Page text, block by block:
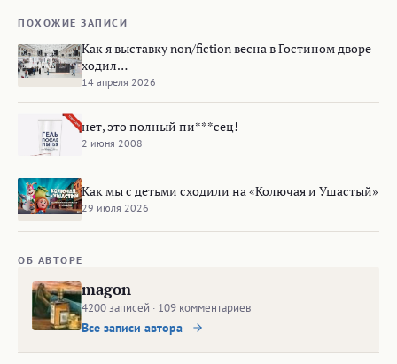
ПОХОЖИЕ ЗАПИСИ
Как я выставку non/fiction весна в Гостином дворе
ходил…
14 апреля 2026
нет, это полный пи***сец!
2 июня 2008
Как мы с детьми сходили на «Колючая и Ушастый»
29 июля 2026
ОБ АВТОРЕ
magon
4200 записей · 109 комментариев
Все записи автора